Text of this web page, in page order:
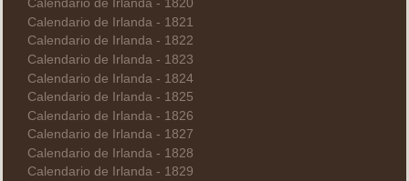
Calendario de Irlanda - 1820
Calendario de Irlanda - 1821
Calendario de Irlanda - 1822
Calendario de Irlanda - 1823
Calendario de Irlanda - 1824
Calendario de Irlanda - 1825
Calendario de Irlanda - 1826
Calendario de Irlanda - 1827
Calendario de Irlanda - 1828
Calendario de Irlanda - 1829